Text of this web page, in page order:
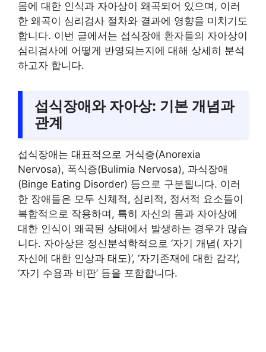
몸에 대한 인식과 자아상이 왜곡되어 있으며, 이러
한 왜곡이 심리검사 절차와 결과에 영향을 미치기도
합니다. 이번 글에서는 섭식장애 환자들의 자아상이
심리검사에 어떻게 반영되는지에 대해 상세히 분석
하고자 합니다.
섭식장애와 자아상: 기본 개념과
관계
섭식장애는 대표적으로 거식증(Anorexia
Nervosa), 폭식증(Bulimia Nervosa), 과식장애
(Binge Eating Disorder) 등으로 구분됩니다. 이러
한 장애들은 모두 신체적, 심리적, 정서적 요소들이
복합적으로 작용하며, 특히 자신의 몸과 자아상에
대한 인식이 왜곡된 상태에서 발생하는 경우가 많습
니다. 자아상은 정신분석학적으로 ‘자기 개념( 자기
자신에 대한 인상과 태도)’, ‘자기존재에 대한 감각’,
‘자기 수용과 비판’ 등을 포함합니다.